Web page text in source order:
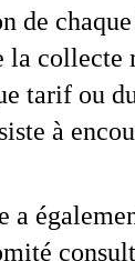
chaque
collecte
tarif ou
à